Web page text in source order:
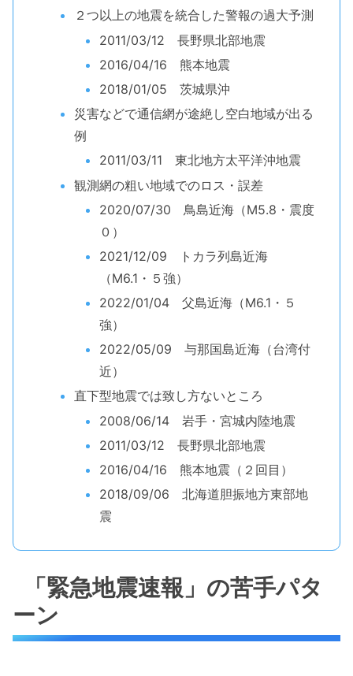
２つ以上の地震を統合した警報の過大予測
2011/03/12 長野県北部地震
2016/04/16 熊本地震
2018/01/05 茨城県沖
災害などで通信網が途絶し空白地域が出る
例
2011/03/11 東北地方太平洋沖地震
観測網の粗い地域でのロス・誤差
2020/07/30 鳥島近海（M5.8・震度
０）
2021/12/09 トカラ列島近海
（M6.1・５強）
2022/01/04 父島近海（M6.1・５
強）
2022/05/09 与那国島近海（台湾付
近）
直下型地震では致し方ないところ
2008/06/14 岩手・宮城内陸地震
2011/03/12 長野県北部地震
2016/04/16 熊本地震（２回目）
2018/09/06 北海道胆振地方東部地
震
「緊急地震速報」の苦手パタ
ーン